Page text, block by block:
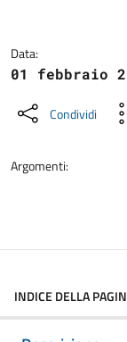
Data:
01 febbraio
Condividi
Argomenti:
INDICE DELLA